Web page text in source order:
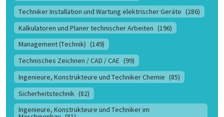
Techniker Installation und Wartung elektrischer Geräte (286)
Kalkulatoren und Planer technischer Arbeiten (196)
Management (Technik) (149)
Technisches Zeichnen / CAD / CAE (99)
Ingenieure, Konstrukteure und Techniker Chemie (85)
Sicherheitstechnik (82)
Ingenieure, Konstrukteure und Techniker im